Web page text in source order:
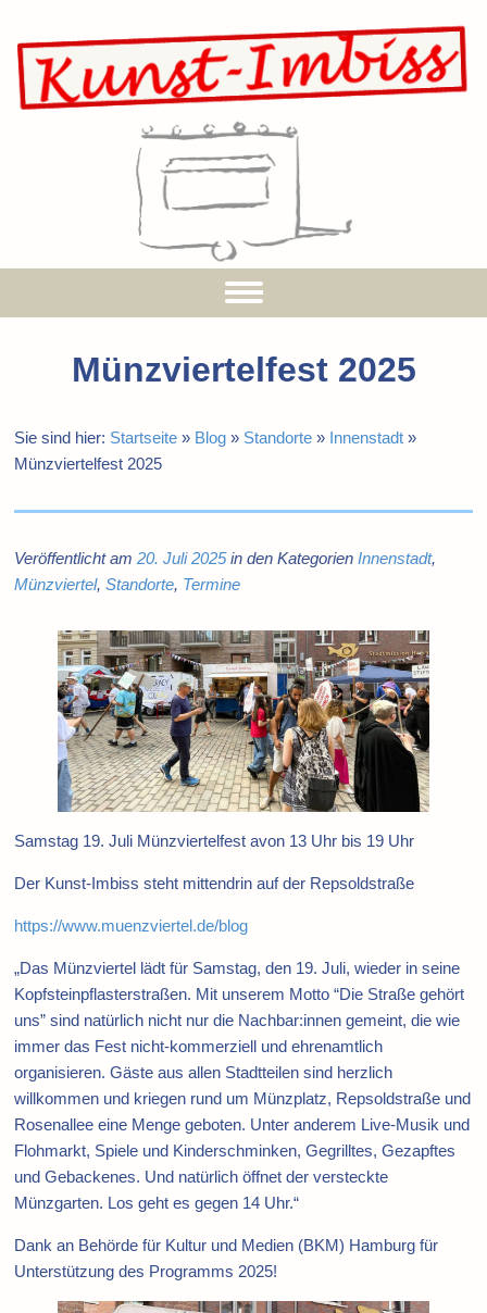
Münzviertelfest 2025
Sie sind hier: Startseite » Blog » Standorte » Innenstadt »
Münzviertelfest 2025
Veröffentlicht am20. Juli 2025in den KategorienInnenstadt,
Münzviertel,Standorte, Termine
Samstag 19. Juli Münzviertelfest avon 13 Uhr bis 19 Uhr
Der Kunst-Imbiss steht mittendrin auf der Repsoldstraße
https://www.muenzviertel.de/blog
„Das Münzviertel lädt für Samstag, den 19. Juli, wieder in seine
Kopfsteinpflasterstraßen. Mit unserem Motto “Die Straße gehört
uns” sind natürlich nicht nur die Nachbar:innen gemeint, die wie
immer das Fest nicht-kommerziell und ehrenamtlich
organisieren. Gäste aus allen Stadtteilen sind herzlich
willkommen und kriegen rund um Münzplatz, Repsoldstraße und
Rosenallee eine Menge geboten. Unter anderem Live-Musik und
Flohmarkt, Spiele und Kinderschminken, Gegrilltes, Gezapftes
und Gebackenes. Und natürlich öffnet der versteckte
Münzgarten. Los geht es gegen 14 Uhr.“
Dank an Behörde für Kultur und Medien (BKM) Hamburg für
Unterstützung des Programms 2025!